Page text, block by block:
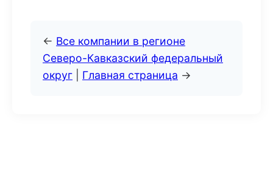
← Все компании в регионе
Северо-Кавказский федеральный
округ
Главная страница →